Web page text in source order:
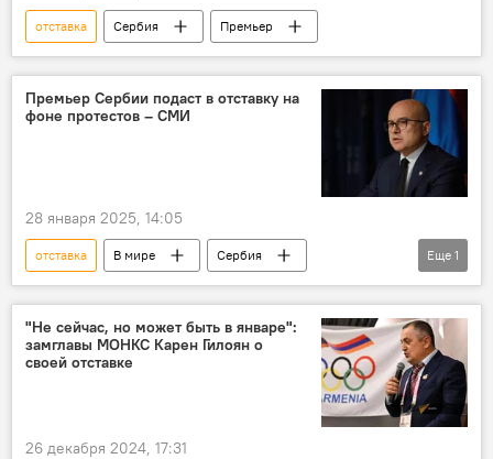
отставка Сербия Премьер
Премьер Сербии подаст в отставку на
фоне протестов – СМИ
28 января 2025, 14:05
отставка В мире
Сербия
Премьер
Еще 1
"Не сейчас, но может быть в январе":
замглавы МОНКС Карен Гилоян о
своей отставке
26 декабря 2024, 17:31